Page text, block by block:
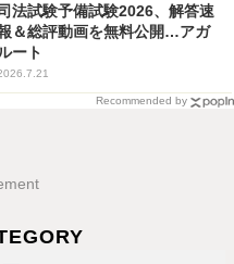
法試験予備試験2026、解答速
＆総評動画を無料公開…アガ
ート
Recommended by